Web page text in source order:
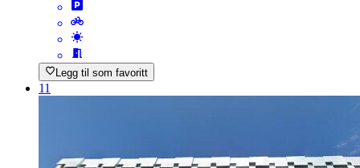
Legg til som favoritt
11